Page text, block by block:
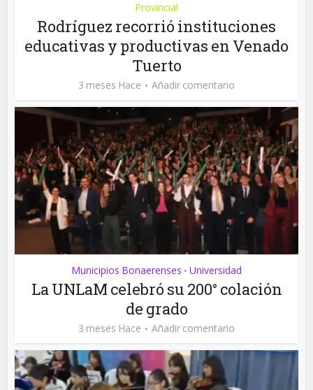
Provincial
Rodríguez recorrió instituciones
educativas y productivas en Venado
Tuerto
3 meses Hace Añadir comentario
Municipios Bonaerenses • Universidad
La UNLaM celebró su 200° colación
de grado
3 meses Hace Añadir comentario